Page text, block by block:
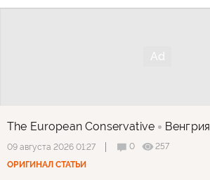
The European Conservative Венгрия
09 августа 2026 01:27 0
257
ОРИГИНАЛ СТАТЬИ